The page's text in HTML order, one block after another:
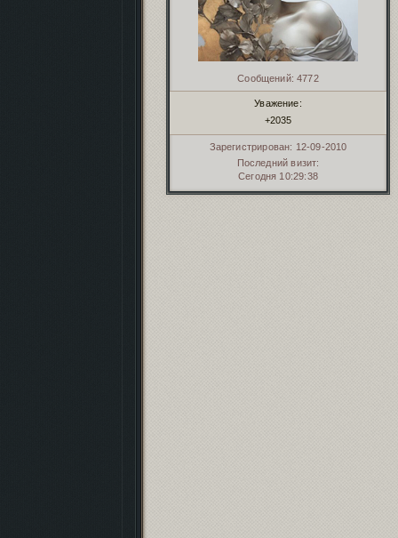
Сообщений: 4772
Уважение:
+2035
Зарегистрирован: 12-09-2010
Последний визит:
Сегодня 10:29:38